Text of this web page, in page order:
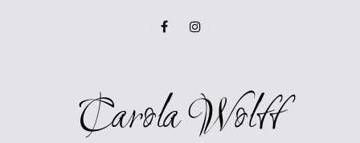
Carola Wolff